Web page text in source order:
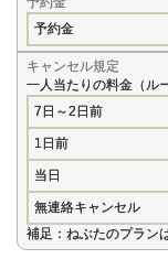
予約金
キャンセル規定
一人当たりの料金（ル
7日～2日前
1日前
当日
無連絡キャンセル
補足：ねぶたのプラン